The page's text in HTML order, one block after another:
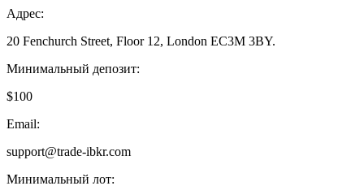
Адрес:
20 Fenchurch Street, Floor 12, London EC3M 3BY.
Минимальный депозит:
$100
Email:
support@trade-ibkr.com
Минимальный лот: